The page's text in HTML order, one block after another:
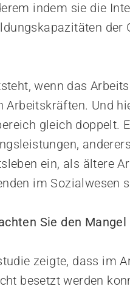
indem sie die
der
wenn das
Und
gleich doppelt.
ein, als ältere
im Sozialwesen
Sie den
zeigte, dass im
besetzt werden